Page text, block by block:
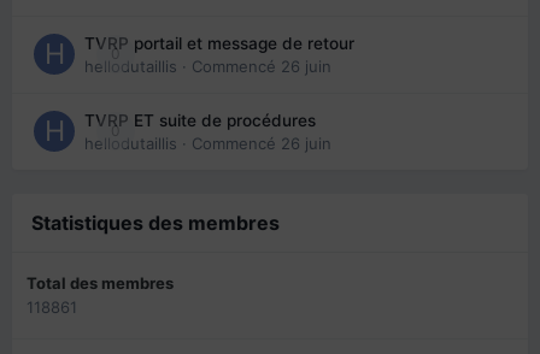
0
TVRP portail et message de retour
hellodutaillis · Commencé 26 juin
0
TVRP ET suite de procédures
hellodutaillis · Commencé 26 juin
Statistiques des membres
Total des membres
118861